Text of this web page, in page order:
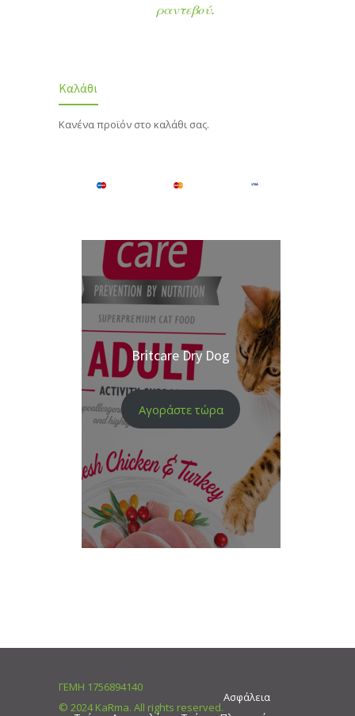
ραντεβού.
Καλάθι
Κανένα προϊόν στο καλάθι σας.
Britcare Dry Dog
Αγοράστε τώρα
ΓΕΜΗ 1756894140
© 2024 KaRma. All rights reserved.
Ασφάλεια